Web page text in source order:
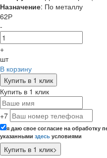
Назначение: По металлу
62Р
-
+
шт
В корзину
Купить в 1 клик
Купить в 1 клик
+7
я даю свое согласие на обработку
указанными здесь условиями